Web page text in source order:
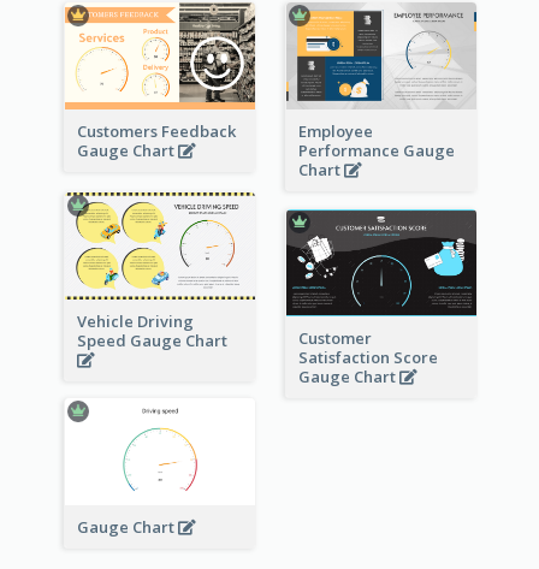
Customers Feedback
Gauge Chart
Employee
Performance Gauge
Chart
Vehicle Driving
Speed Gauge Chart
Customer
Satisfaction Score
Gauge Chart
Gauge Chart